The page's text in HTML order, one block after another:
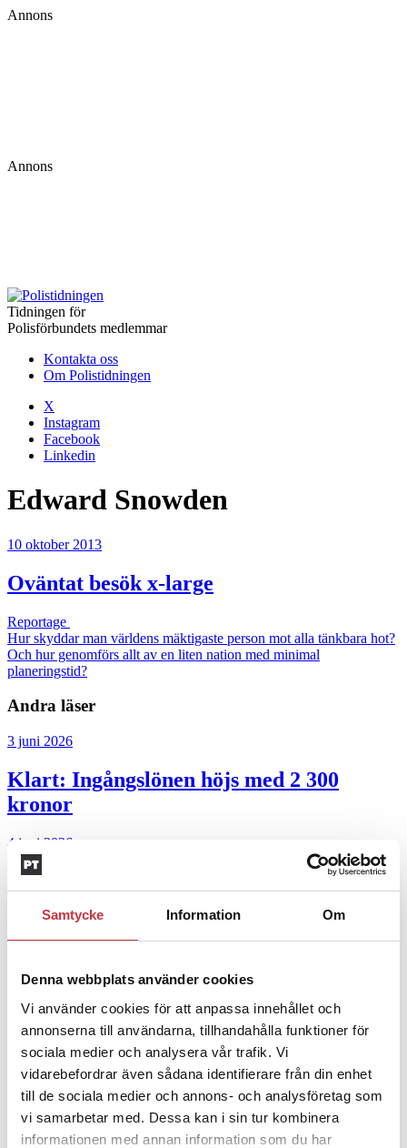
Samtycke Information Om
Denna webbplats använder cookies
Vi använder cookies för att anpassa innehållet och
annonserna till användarna, tillhandahålla funktioner för
sociala medier och analysera vår trafik. Vi
vidarebefordrar även sådana identifierare från din enhet
till de sociala medier och annons- och analysföretag som
vi samarbetar med. Dessa kan i sin tur kombinera
informationen med annan information som du har
Annons
Annons
Tidningen för
Polisförbundets medlemmar
Kontakta oss
Om Polistidningen
X
Instagram
Facebook
Linkedin
Edward Snowden
10 oktober 2013
Oväntat besök x-large
Reportage
Hur skyddar man världens mäktigaste person mot alla tänkbara hot?
Och hur genomförs allt av en liten nation med minimal
planeringstid?
Andra läser
3 juni 2026
Klart: Ingångslönen höjs med 2 300
kronor
4 juni 2026
Insändare:
polisaspiranter underkänns på
godtyckliga grunder
Jens Mårtensson:Snart 20 år i tjänst – nu
ska han lära sig grunderna
4 juni 2026
Polisregionen erkänner fel: ”Kommer att
rättas till”